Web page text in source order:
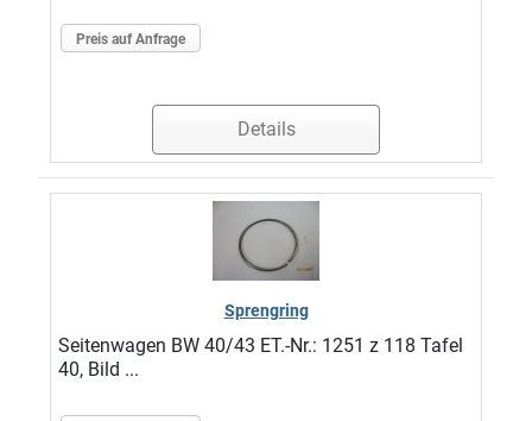
Preis auf Anfrage
Details
Sprengring
Seitenwagen BW 40/43 ET.-Nr.: 1251 z 118 Tafel
40, Bild ...